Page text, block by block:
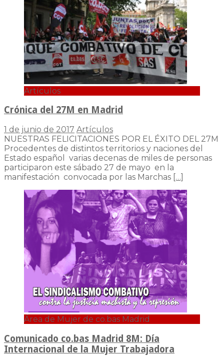
Artículos
Crónica del 27M en Madrid
1 de junio de 2017 Artículos
NUESTRAS FELICITACIONES POR EL ÉXITO DEL 27M
Procedentes de distintos territorios y naciones del
Estado español varias decenas de miles de personas
participaron este sábado 27 de mayo en la
manifestación convocada por las Marchas […]
Área de Mujer de co.bas Madrid
Comunicado co.bas Madrid 8M: Día
Internacional de la Mujer Trabajadora